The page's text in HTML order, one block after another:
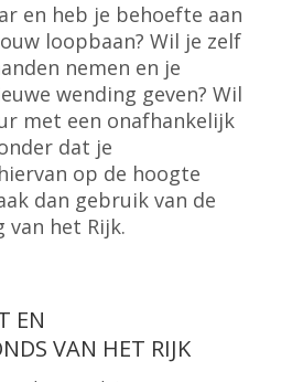
en heb je behoefte aan
loopbaan? Wil je zelf
nemen en je
wending geven? Wil
met een onafhankelijk
dat je
op de hoogte
dan gebruik van de
van het Rijk.
EN
VAN HET RIJK